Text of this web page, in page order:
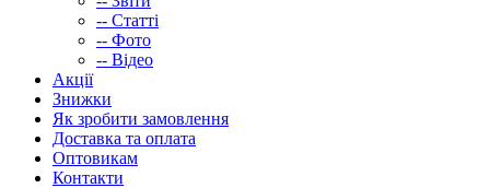
-- Статті
-- Фото
-- Відео
Акції
Знижки
Як зробити замовлення
Доставка та оплата
Оптовикам
Контакти